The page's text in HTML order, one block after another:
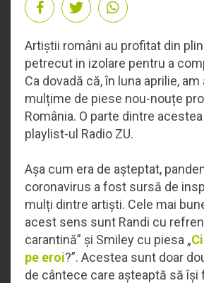
Artiștii români au profitat din
petrecut in izolare pentru a
Ca dovadă că, în luna aprilie,
mulțime de piese nou-nouțe
România. O parte dintre
playlist-ul Radio ZU.
Așa cum era de așteptat,
coronavirus a fost sursă de
mulți dintre artiști. Cele mai
acest sens sunt Randi cu
carantină” și Smiley cu piesa „
pe eroi?”. Acestea sunt doar
de cântece care așteaptă să își